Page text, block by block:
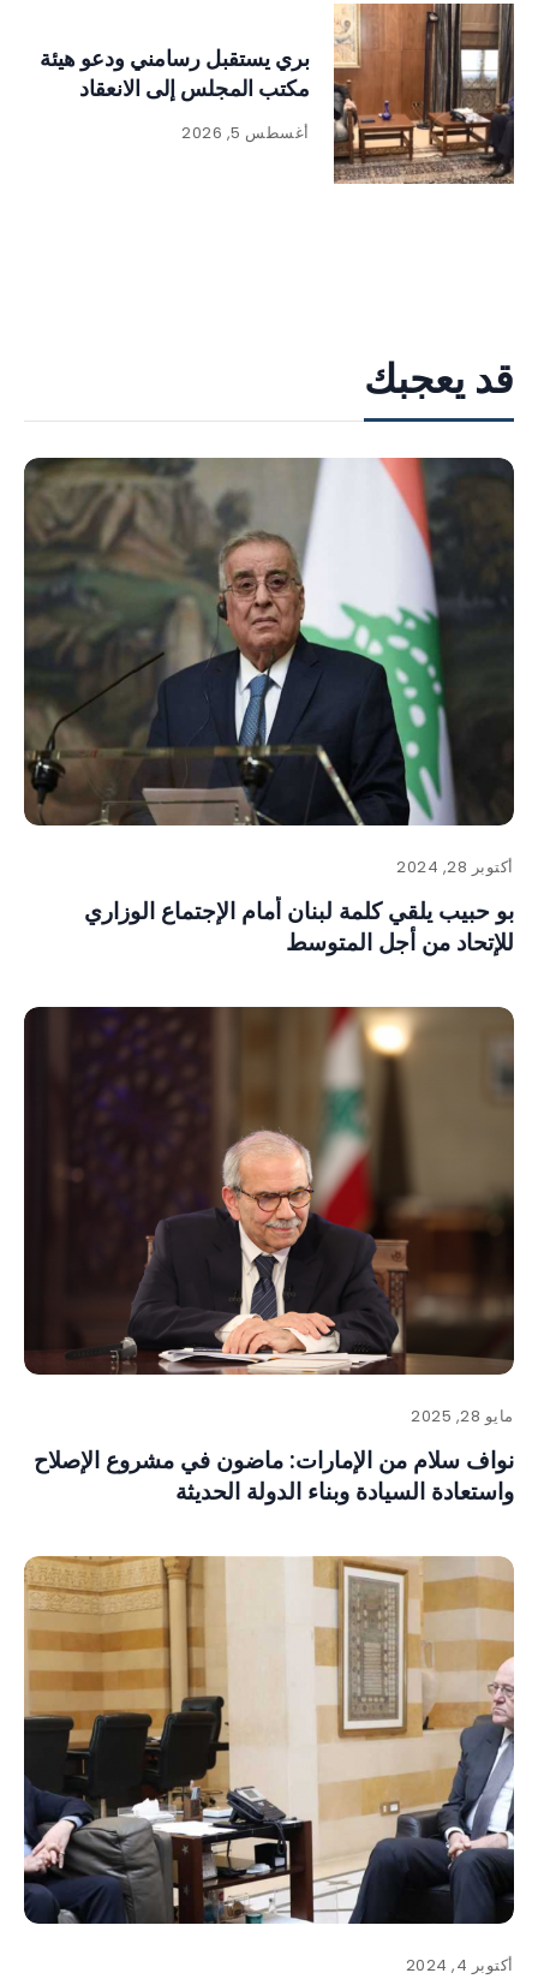
بري يستقبل رسامني ودعو هيئة
مكتب المجلس إلى الانعقاد
أغسطس 5, 2026
قد يعجبك
أكتوبر 28, 2024
بو حبيب يلقي كلمة لبنان أمام الإجتماع الوزاري
للإتحاد من أجل المتوسط
مايو 28, 2025
نواف سلام من الإمارات: ماضون في مشروع الإصلاح
واستعادة السيادة وبناء الدولة الحديثة
أكتوبر 4, 2024